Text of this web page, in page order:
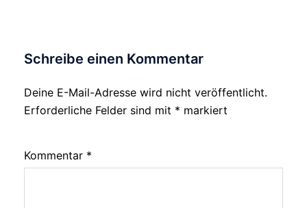
Schreibe einen Kommentar
Deine E-Mail-Adresse wird nicht veröffentlicht.
Erforderliche Felder sind mit * markiert
Kommentar *